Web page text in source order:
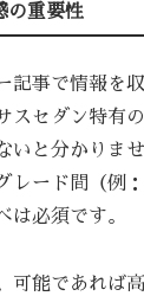
の重要性
記事で情報を
スセダン特有
いと分かりま
レード間（例
は必須です。
可能であれば